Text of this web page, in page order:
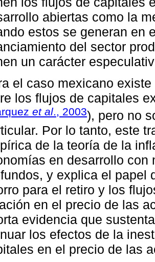
abiertas como la
estos se generan en
del sector
un carácter
el caso mexicano
los flujos de capitales
et al., 2003), pero no
Por lo tanto, este
de la teoría de la
en desarrollo con
y explica el papel
para el retiro y los
en el precio de las
evidencia que
los efectos de la
en el precio de las